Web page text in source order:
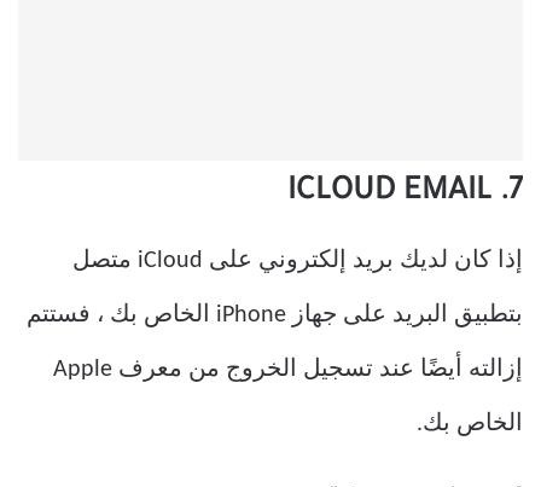
7. ICLOUD EMAIL
إذا كان لديك بريد إلكتروني على iCloud متصل
بتطبيق البريد على جهاز iPhone الخاص بك ، فستتم
إزالته أيضًا عند تسجيل الخروج من معرف Apple
الخاص بك.